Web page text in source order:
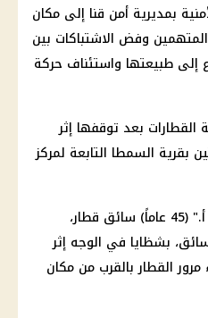
بمديرية أمن قنا إلى مكان
وفض الاشتباكات بين
إلى طبيعتها واستئناف حركة
بعد توقفها إثر
بقرية السمطا التابعة لمركز
وأسفر الحادث عن إصابة "سيد أ." (45 عاماً) سائق قطار،
مساعد سائق، بشظايا في الوجه إثر
مرور القطار بالقرب من مكان